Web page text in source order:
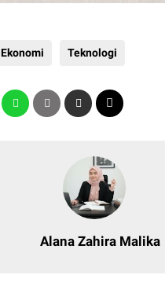
Ekonomi Teknologi
Alana Zahira Malika